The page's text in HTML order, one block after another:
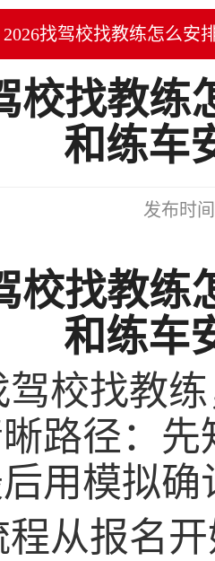
2026找驾校找教练怎么安
校找教练
和练车
发布时
校找教练
和练车
驾校找教
路径：
用模拟确
程从报名